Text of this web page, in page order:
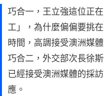
巧合一，王立強這位正
工」，為什麼偏偏要挑
時間，高調接受澳洲媒體
巧合二，外交部次長徐
已經接受澳洲媒體的採
應。